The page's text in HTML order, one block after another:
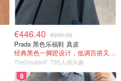
€446.40 €930.00
Prada 黑色乐福鞋 真皮
经典黑色一脚蹬设计，低调百搭又高级
TheDoubleF 795人感兴趣
8